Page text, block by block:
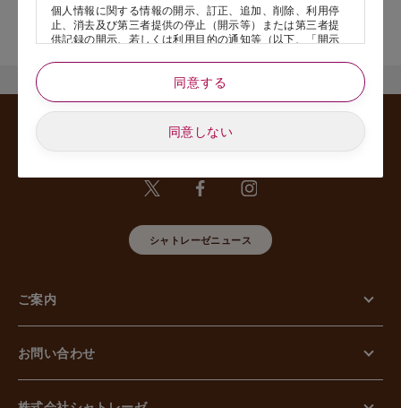
個人情報に関する情報の開示、訂正、追加、削除、利用停
止、消去及び第三者提供の停止（開示等）または第三者提
供記録の開示、若しくは利用目的の通知等（以下、「開示
のお申し出があった場合には、請求者がご本人であること
あるいは正式な代理人として認められる方であることを確
な期間と範囲内で対応させていただきます。
5. 個人情報の安全管理のために講じた措置について
に以下の措置をしております。
【組織的安全管理措置】
用、個人情報の取扱い状況を確認する手段の整備、漏えい
等事案に対応する体制の整備、取扱い状況の把握及び安全
管理措置の見直し等に関して、必要な措置を講じていま
個人情報の取扱いに関する留意事項について、従業員に定
持に関する事項を含む誓約書を取得しております。
【物理的安全管理措置】
個人情報を取り扱う区域の管理、機器及び電子媒体等の盗
難等の防止、電子媒体等を持ち運ぶ場合の漏えい等の防
て、必要な措置を講じています。
同意する
同意しない
店舗サービスに関するお問い合わせにつきましては、内容欄に『店
舗名』を記載いただけますと幸いです。
シャトレーゼニュース
ご案内
お問い合わせ